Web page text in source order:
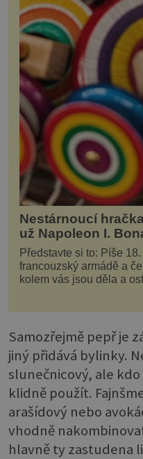
Nestárnoucí
už Napoleon I.
Představte si to: Píše
francouzský armádě a
kolem vás jsou děla a
děláte vy? Hrajete si… s
Samozřejmě pepř je
jiný přidává bylinky.
slunečnicový, ale
klidně použít.
arašídový nebo
vhodně
hlavně ty zastudena